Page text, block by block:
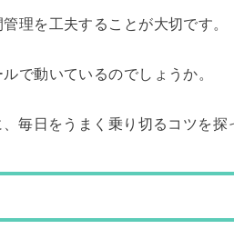
理を工夫することが大切です。
で動いているのでしょうか。
毎日をうまく乗り切るコツを探